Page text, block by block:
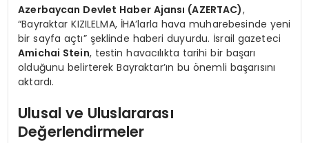
Azerbaycan Devlet Haber Ajansı (AZERTAC),
“Bayraktar KIZILELMA, İHA’larla hava muharebesinde yeni
bir sayfa açtı” şeklinde haberi duyurdu. İsrail gazeteci
Amichai Stein, testin havacılıkta tarihi bir başarı
olduğunu belirterek Bayraktar’ın bu önemli başarısını
aktardı.
Ulusal ve Uluslararası
Değerlendirmeler